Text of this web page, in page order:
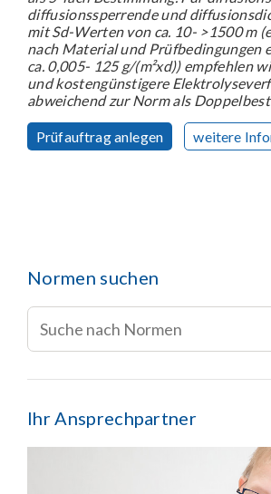
diffusionssperrende und
mit Sd-Werten von ca. 10- >1500 m
nach Material und Prüfbedingungen
ca. 0,005- 125 g/(m²xd)) empfehlen
und kostengünstigere
abweichend zur Norm als
Prüfauftrag anlegen weitere
Normen suchen
Ihr Ansprechpartner